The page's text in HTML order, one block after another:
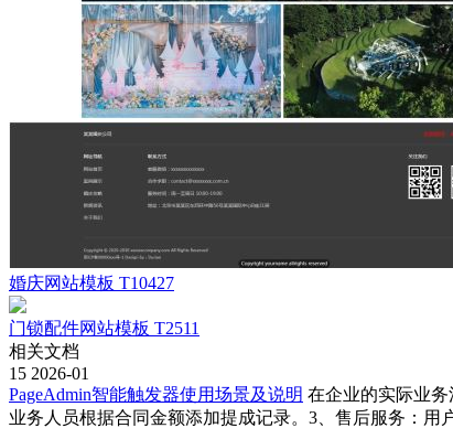
婚庆网站模板 T10427
门锁配件网站模板 T2511
相关文档
15 2026-01
PageAdmin智能触发器使用场景及说明 在企业的实际业
业务人员根据合同金额添加提成记录。3、售后服务：